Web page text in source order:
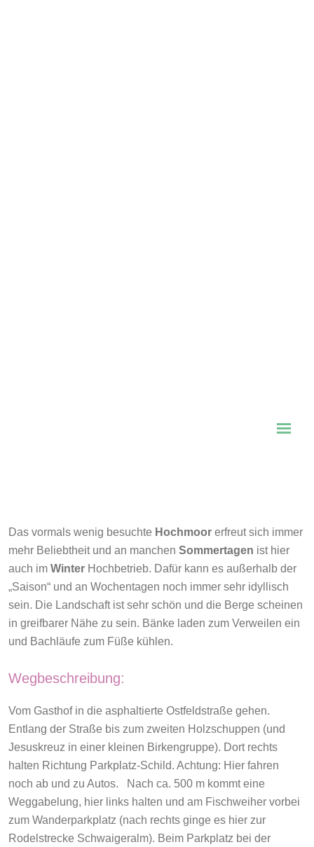
Das vormals wenig besuchte Hochmoor erfreut sich immer
mehr Beliebtheit und an manchenSommertagen ist hier
auch imWinter Hochbetrieb. Dafür kann es außerhalb der
„Saison“ und an Wochentagen noch immer sehr idyllisch
sein. Die Landschaft ist sehr schön und die Berge scheinen
in greifbarer Nähe zu sein. Bänke laden zum Verweilen ein
und Bachläufe zum Füße kühlen.
Wegbeschreibung:
Vom Gasthof in die asphaltierte Ostfeldstraße gehen.
Entlang der Straße bis zum zweiten Holzschuppen (und
Jesuskreuz in einer kleinen Birkengruppe). Dort rechts
halten Richtung Parkplatz-Schild. Achtung: Hier fahren
noch ab und zu Autos. Nach ca. 500 m kommt eine
Weggabelung, hier links halten und am Fischweiher vorbei
zum Wanderparkplatz (nach rechts ginge es hier zur
Rodelstrecke Schwaigeralm). Beim Parkplatz bei der